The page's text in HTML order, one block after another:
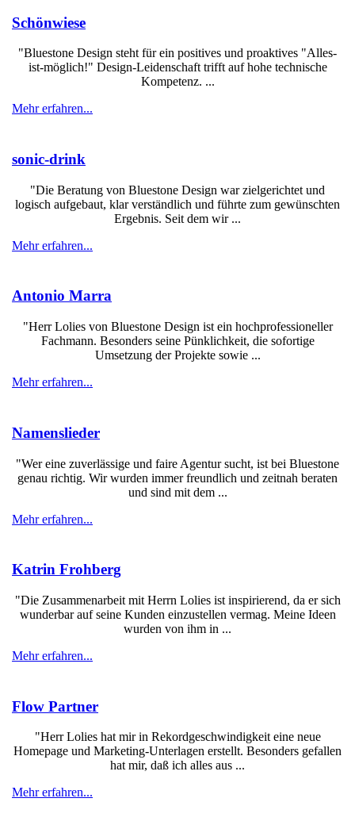
Schönwiese
"Bluestone Design steht für ein positives und proaktives "Alles-
ist-möglich!" Design-Leidenschaft trifft auf hohe technische
Kompetenz. ...
Mehr erfahren...
sonic-drink
"Die Beratung von Bluestone Design war zielgerichtet und
logisch aufgebaut, klar verständlich und führte zum gewünschten
Ergebnis. Seit dem wir ...
Mehr erfahren...
Antonio Marra
"Herr Lolies von Bluestone Design ist ein hochprofessioneller
Fachmann. Besonders seine Pünklichkeit, die sofortige
Umsetzung der Projekte sowie ...
Mehr erfahren...
Namenslieder
"Wer eine zuverlässige und faire Agentur sucht, ist bei Bluestone
genau richtig. Wir wurden immer freundlich und zeitnah beraten
und sind mit dem ...
Mehr erfahren...
Katrin Frohberg
"Die Zusammenarbeit mit Herrn Lolies ist inspirierend, da er sich
wunderbar auf seine Kunden einzustellen vermag. Meine Ideen
wurden von ihm in ...
Mehr erfahren...
Flow Partner
"Herr Lolies hat mir in Rekordgeschwindigkeit eine neue
Homepage und Marketing-Unterlagen erstellt. Besonders gefallen
hat mir, daß ich alles aus ...
Mehr erfahren...